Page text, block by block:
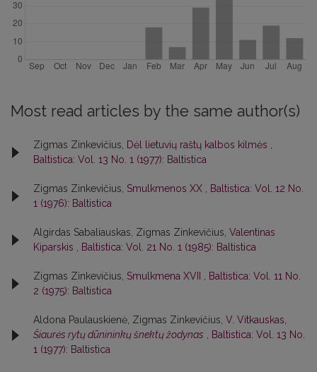
Most read articles by the same author(s)
Zigmas Zinkevičius, Dėl lietuvių raštų kalbos kilmės ,
Baltistica: Vol. 13 No. 1 (1977): Baltistica
Zigmas Zinkevičius, Smulkmenos XX , Baltistica: Vol. 12 No.
1 (1976): Baltistica
Algirdas Sabaliauskas, Zigmas Zinkevičius, Valentinas
Kiparskis , Baltistica: Vol. 21 No. 1 (1985): Baltistica
Zigmas Zinkevičius, Smulkmena XVII , Baltistica: Vol. 11 No.
2 (1975): Baltistica
Aldona Paulauskienė, Zigmas Zinkevičius, V. Vitkauskas,
Šiaurės rytų dūnininkų šnektų žodynas , Baltistica: Vol. 13 No.
1 (1977): Baltistica